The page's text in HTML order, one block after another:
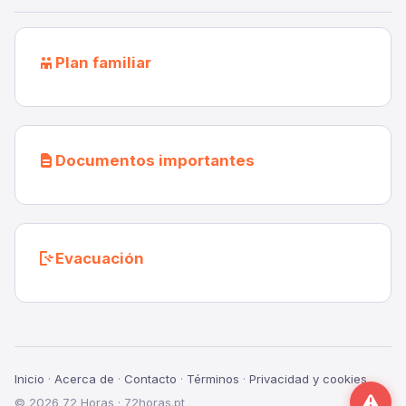
Plan familiar
Documentos importantes
Evacuación
Inicio · Acerca de · Contacto · Términos · Privacidad y cookies
© 2026 72 Horas · 72horas.pt